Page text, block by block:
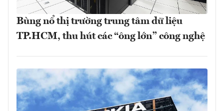
Bùng nổ thị trường trung tâm dữ liệu
TP.HCM, thu hút các “ông lớn” công nghệ